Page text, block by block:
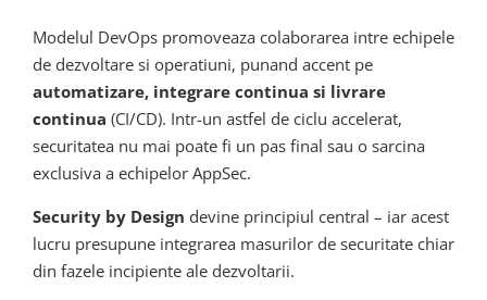
Modelul DevOps promoveaza colaborarea intre echipele
de dezvoltare si operatiuni, punand accent pe
automatizare, integrare continua si livrare
continua (CI/CD). Intr-un astfel de ciclu accelerat,
securitatea nu mai poate fi un pas final sau o sarcina
exclusiva a echipelor AppSec.
Security by Design devine principiul central – iar acest
lucru presupune integrarea masurilor de securitate chiar
din fazele incipiente ale dezvoltarii.